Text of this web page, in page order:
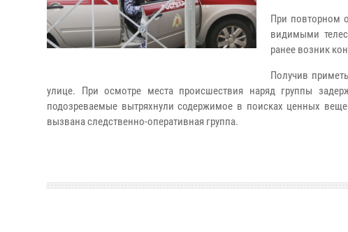
При повторном
видимыми
ранее возник
Получив
улице. При осмотре места происшествия наряд группы
подозреваемые вытряхнули содержимое в поисках ценных
вызвана следственно-оперативная группа.